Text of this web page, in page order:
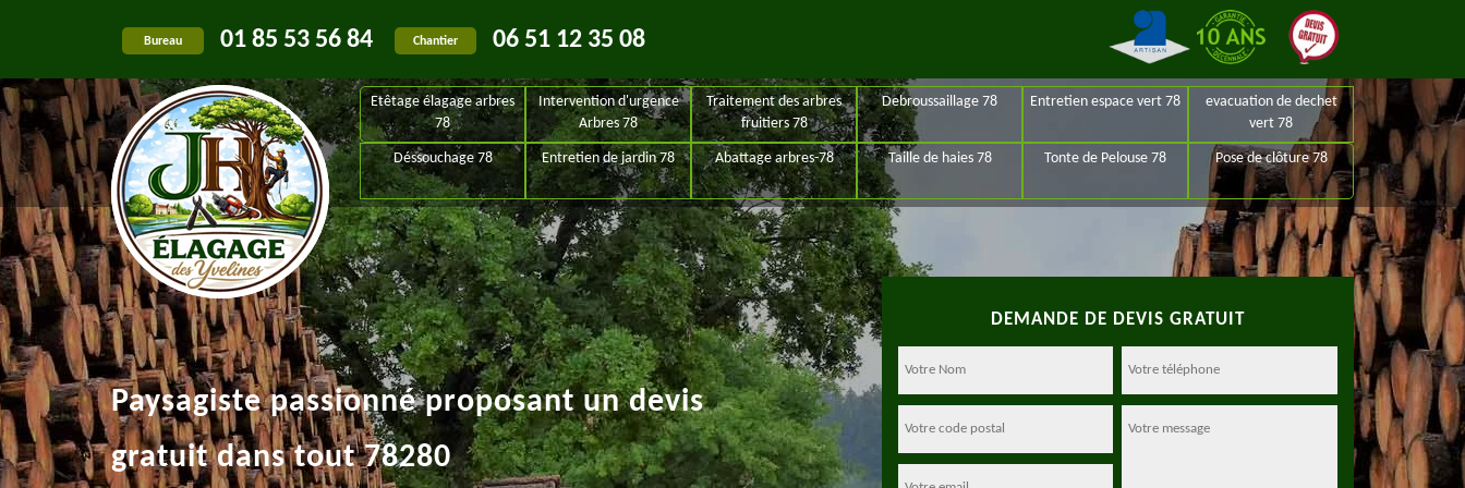
Bureau 01 85 53 56 84 Chantier 06 51 12 35 08
Etêtage élagage arbres
78
Intervention d'urgence
Arbres 78
Traitement des arbres
fruitiers 78
Debroussaillage 78 Entretien espace vert 78
evacuation de dechet
vert 78
Déssouchage 78 Entretien de jardin 78 Abattage arbres-78 Taille de haies 78 Tonte de Pelouse 78 Pose de clôture 78
DEMANDE DE DEVIS GRATUIT
Paysagiste passionné proposant un devis
gratuit dans tout 78280